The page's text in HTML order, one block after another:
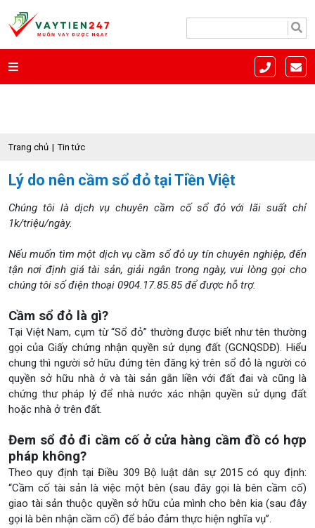
Trang chủ Tin tức
Lý do nên cầm sổ đỏ tại Tiền Việt
Chúng tôi là dịch vụ chuyên cầm cố sổ đỏ với lãi suất chỉ
1k/triệu/ngày.
Nếu muốn tìm một dịch vụ cầm sổ đỏ uy tín chuyên nghiệp, đến
tận nơi định giá tài sản, giải ngân trong ngày, vui lòng gọi cho
chúng tôi số điện thoại 0904.17.85.85 để được hỗ trợ.
Cầm sổ đỏ là gì?
Tại Việt Nam, cụm từ “Sổ đỏ” thường được biết như tên thường
gọi của Giấy chứng nhận quyền sử dụng đất (GCNQSDĐ). Hiểu
chung thì người sở hữu đứng tên đăng ký trên sổ đỏ là người có
quyền sở hữu nhà ở và tài sản gắn liền với đất đai và cũng là
chứng thư pháp lý để nhà nước xác nhận quyền sử dụng đất
hoặc nhà ở trên đất.
Đem sổ đỏ đi cầm cố ở cửa hàng cầm đồ có hợp
pháp không?
Theo quy định tại Điều 309 Bộ luật dân sự 2015 có quy định:
“Cầm cố tài sản là việc một bên (sau đây gọi là bên cầm cố)
giao tài sản thuộc quyền sở hữu của mình cho bên kia (sau đây
gọi là bên nhận cầm cố) để bảo đảm thực hiện nghĩa vụ”.